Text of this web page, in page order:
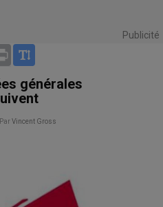
Publicité
Print
générales
Vincent Gross